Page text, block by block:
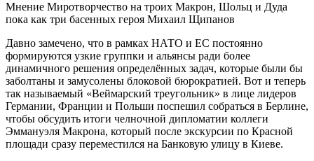
Мнение Миротворчество на троих Макрон, Шольц и Дуда
пока как три басенных героя Михаил Щипанов
Давно замечено, что в рамках НАТО и ЕС постоянно
формируются узкие группки и альянсы ради более
динамичного решения определённых задач, которые были бы
заболтаны и замусолены блоковой бюрократией. Вот и теперь
так называемый «Веймарский треугольник» в лице лидеров
Германии, Франции и Польши поспешил собраться в Берлине,
чтобы обсудить итоги челночной дипломатии коллеги
Эммануэля Макрона, который после экскурсии по Красной
площади сразу переместился на Банковую улицу в Киеве.